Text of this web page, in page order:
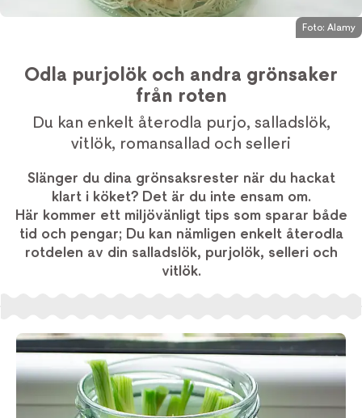
Foto: Alamy
Odla purjolök och andra grönsaker
från roten
Du kan enkelt återodla purjo, salladslök,
vitlök, romansallad och selleri
Slänger du dina grönsaksrester när du hackat
klart i köket? Det är du inte ensam om.
Här kommer ett miljövänligt tips som sparar både
tid och pengar; Du kan nämligen enkelt återodla
rotdelen av din salladslök, purjolök, selleri och
vitlök.